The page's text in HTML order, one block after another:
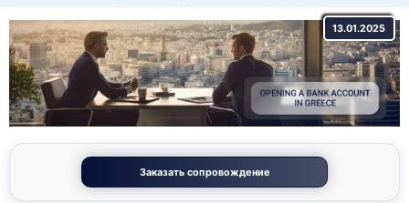
13.01.2025
Заказать сопровождение